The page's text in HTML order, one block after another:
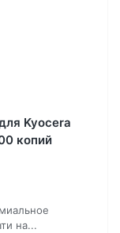
Kyocera
копий
на...